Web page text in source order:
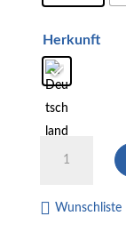
Herkunft
Paket
Menge
Wunschliste